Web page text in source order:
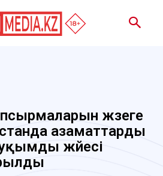
жүзеге
азаматтарды
жүйесі